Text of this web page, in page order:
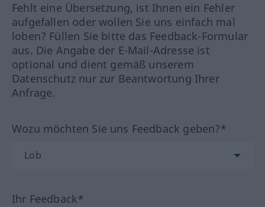
Fehlt eine Übersetzung, ist Ihnen ein Fehler
aufgefallen oder wollen Sie uns einfach mal
loben? Füllen Sie bitte das Feedback-Formular
aus. Die Angabe der E-Mail-Adresse ist
optional und dient gemäß unserem
Datenschutz nur zur Beantwortung Ihrer
Anfrage.
Wozu möchten Sie uns Feedback geben?*
Ihr Feedback*